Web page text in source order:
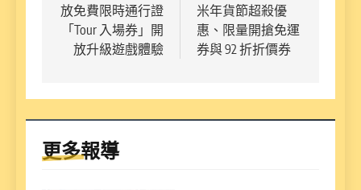
覽
放免費限時通行證
「Tour 入場券」開
放升級遊戲體驗
米年貨節超殺優
惠、限量開搶免運
券與 92 折折價券
更多報導